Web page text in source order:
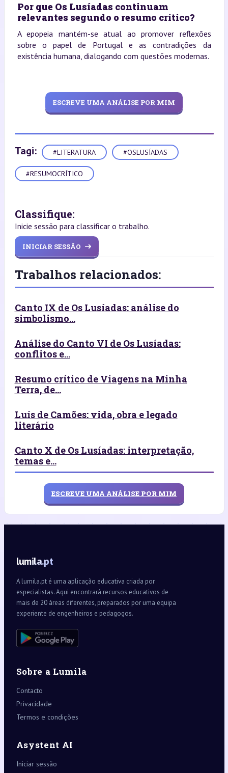
Por que Os Lusíadas continuam
relevantes segundo o resumo crítico?
A epopeia mantém-se atual ao promover reflexões
sobre o papel de Portugal e as contradições da
existência humana, dialogando com questões modernas.
ESCREVE UMA ANÁLISE POR MIM
Tagi: #LITERATURA #OSLUSÍADAS
#RESUMOCRÍTICO
Classifique:
Inicie sessão para classificar o trabalho.
INICIAR SESSÃO
Trabalhos relacionados:
Canto IX de Os Lusíadas: análise do
simbolismo...
Análise do Canto VI de Os Lusíadas:
conflitos e...
Resumo crítico de Viagens na Minha
Terra, de...
Luís de Camões: vida, obra e legado
literário
Canto X de Os Lusíadas: interpretação,
temas e...
ESCREVE UMA ANÁLISE POR MIM
lumila.pt
A lumila.pt é uma aplicação educativa criada por
especialistas. Aqui encontrará recursos educativos de
mais de 20 áreas diferentes, preparados por uma equipa
experiente de engenheiros e pedagogos.
Sobre a Lumila
Contacto
Privacidade
Termos e condições
Asystent AI
Iniciar sessão